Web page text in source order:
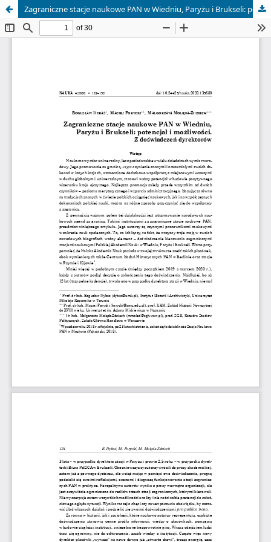
Zagraniczne stacje naukowe PAN w Wiedniu, Paryżu i Brukseli: potencjał i możliwości. Z doświadczeń dyrektorów